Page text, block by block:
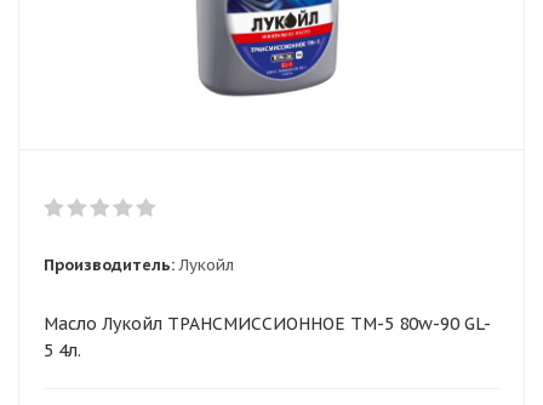
Производитель: Лукойл
Масло Лукойл ТРАНСМИССИОННОЕ ТМ-5 80w-90 GL-
5 4л.